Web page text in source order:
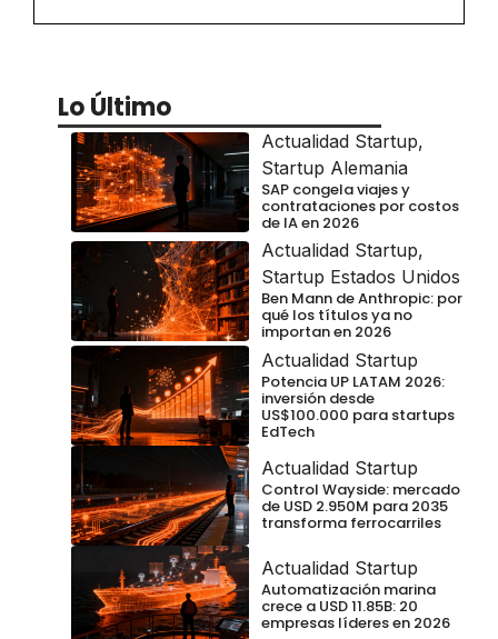
Lo Último
Actualidad Startup,
Startup Alemania
SAP congela viajes y
contrataciones por costos
de IA en 2026
Actualidad Startup,
Startup Estados Unidos
Ben Mann de Anthropic: por
qué los títulos ya no
importan en 2026
Actualidad Startup
Potencia UP LATAM 2026:
inversión desde
US$100.000 para startups
EdTech
Actualidad Startup
Control Wayside: mercado
de USD 2.950M para 2035
transforma ferrocarriles
Actualidad Startup
Automatización marina
crece a USD 11.85B: 20
empresas líderes en 2026